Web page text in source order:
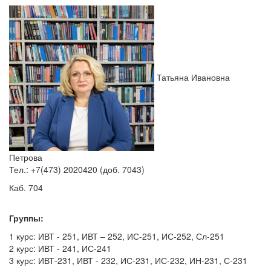
Татьяна Ивановна
Петрова
Тел.: +7(473) 2020420 (доб. 7043)
Каб. 704
Группы:
1 курс: ИВТ - 251, ИВТ – 252, ИС-251, ИС-252, Сл-251
2 курс: ИВТ - 241, ИС-241
3 курс: ИВТ-231, ИВТ - 232, ИС-231, ИС-232, ИН-231, С-231